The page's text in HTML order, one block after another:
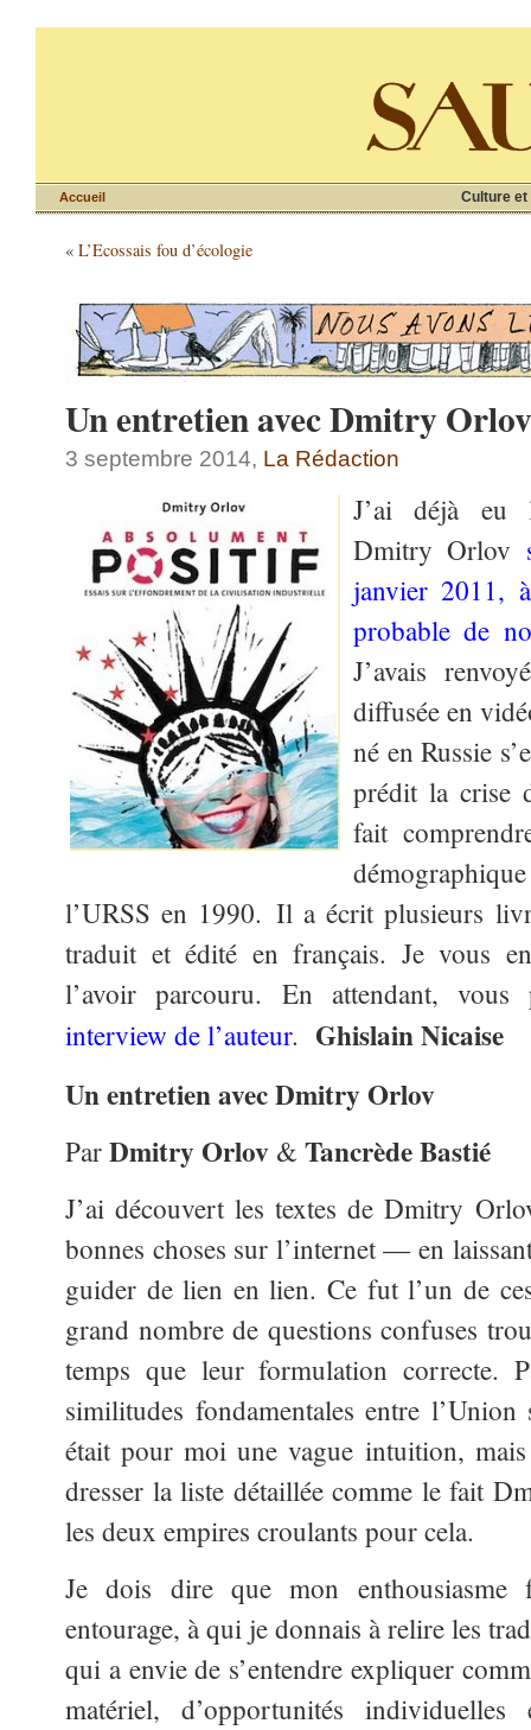
Culture et
Accueil
« L’Ecossais fou d’écologie
Un entretien avec Dmitry Orlov
3 septembre 2014, La Rédaction
J’ai déjà eu
Dmitry Orlov
janvier 2011,
probable de
J’avais
diffusée en
né en Russie
prédit la crise
fait
l’URSS en 1990. Il a écrit plusieurs
traduit et édité en français. Je vous
l’avoir parcouru. En attendant,
interview de l’auteur. Ghislain Nicaise
Un entretien avec Dmitry Orlov
ParDmitry Orlov &Tancrède Bastié
J’ai découvert les textes de Dmitry
bonnes choses sur l’internet — en
guider de lien en lien. Ce fut l’un de
grand nombre de questions confuses
temps que leur formulation correcte.
similitudes fondamentales entre
était pour moi une vague intuition, mais
dresser la liste détaillée comme le fait
les deux empires croulants pour cela.
Je dois dire que mon
entourage, à qui je donnais à relire les
qui a envie de s’entendre expliquer
matériel, d’opportunités